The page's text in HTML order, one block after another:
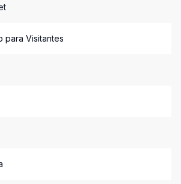
para Visitantes